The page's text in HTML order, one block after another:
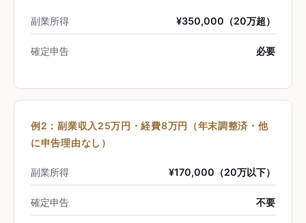
副業所得 ¥350,000（20万超）
確定申告 必要
例2：副業収入25万円・経費8万円（年末調整済・他
に申告理由なし）
副業所得 ¥170,000（20万以下）
確定申告 不要